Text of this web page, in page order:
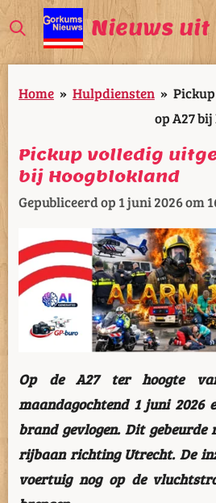
Ga
direct
naar
de
Nieuws uit
Home » Hulpdiensten »
op A27
Pickup volledig
bij Hoogblokland
Gepubliceerd op 1 juni 2026 om
Op de A27 ter hoogte
maandagochtend 1 juni 2026
brand gevlogen. Dit gebeurde
rijbaan richting Utrecht. De
voertuig nog op de